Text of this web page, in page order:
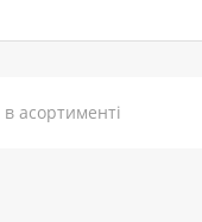
в асортименті